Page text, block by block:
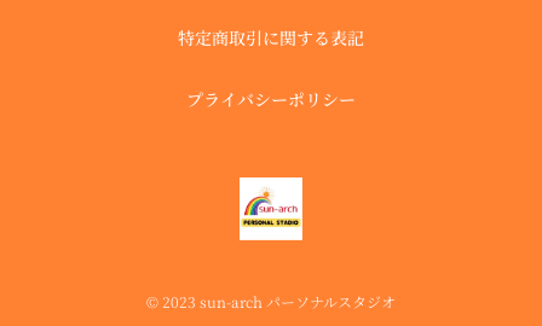
特定商取引に関する表記
プライバシーポリシー
© 2023 sun-arch パーソナルスタジオ